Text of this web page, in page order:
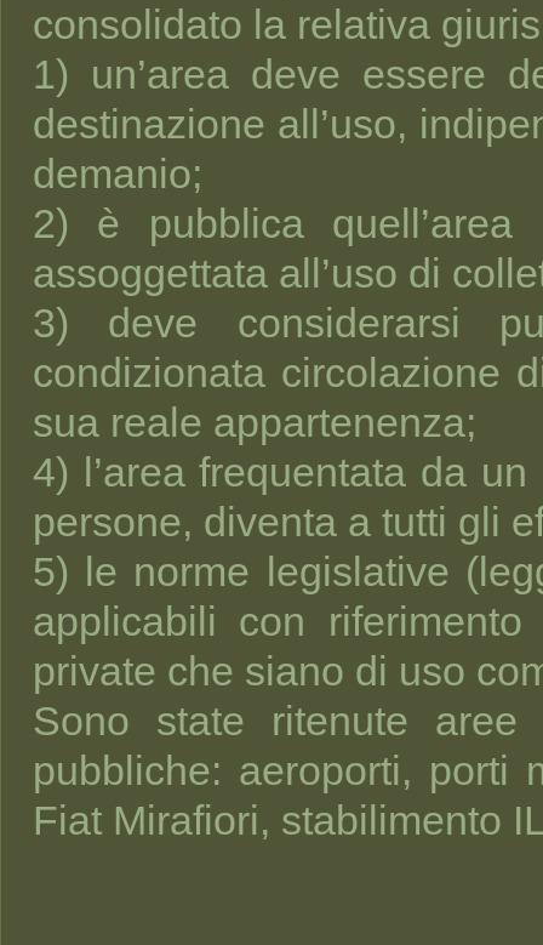
consolidato la relativa
1) un’area deve essere
destinazione all’uso,
demanio;
2) è pubblica quell’area
assoggettata all’uso di
3) deve considerarsi
condizionata circolazione
sua reale appartenenza;
4) l’area frequentata da
persone, diventa a tutti gli
5) le norme legislative
applicabili con
private che siano di uso
Sono state ritenute
pubbliche: aeroporti, porti
Fiat Mirafiori, stabilimento